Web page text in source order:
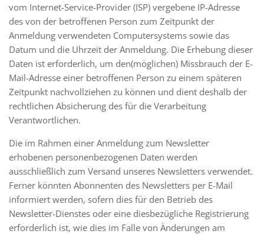
vom Internet-Service-Provider (ISP) vergebene IP-Adresse
des von der betroffenen Person zum Zeitpunkt der
Anmeldung verwendeten Computersystems sowie das
Datum und die Uhrzeit der Anmeldung. Die Erhebung dieser
Daten ist erforderlich, um den(möglichen) Missbrauch der E-
Mail-Adresse einer betroffenen Person zu einem späteren
Zeitpunkt nachvollziehen zu können und dient deshalb der
rechtlichen Absicherung des für die Verarbeitung
Verantwortlichen.
Die im Rahmen einer Anmeldung zum Newsletter
erhobenen personenbezogenen Daten werden
ausschließlich zum Versand unseres Newsletters verwendet.
Ferner könnten Abonnenten des Newsletters per E-Mail
informiert werden, sofern dies für den Betrieb des
Newsletter-Dienstes oder eine diesbezügliche Registrierung
erforderlich ist, wie dies im Falle von Änderungen am